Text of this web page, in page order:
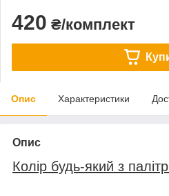
420 ₴/комплект
Опис Характеристики
Опис
Колір будь-який з